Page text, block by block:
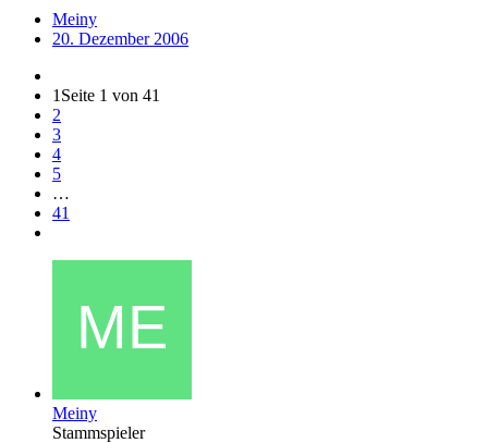
Meiny
20. Dezember 2006
1 Seite 1 von 41
2
3
4
5
…
41
Meiny
Stammspieler